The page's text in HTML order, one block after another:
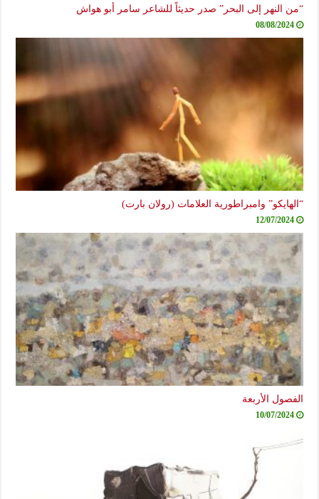
“من النهر إلى البحر” صدر حديثاً للشاعر سامر أبو هواش
08/08/2024
“الهايكو” وامبراطورية العلامات (رولان بارت)
12/07/2024
الفصول الأربعة
10/07/2024